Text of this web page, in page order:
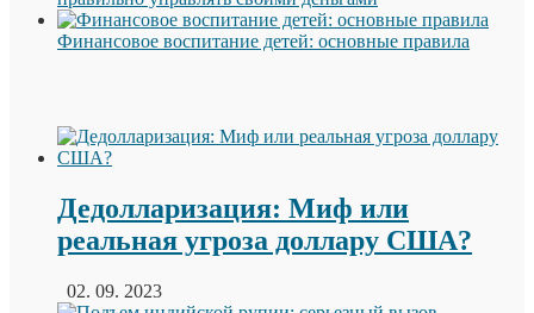
Финансовое воспитание детей: основные правила
Дедолларизация: Миф или
реальная угроза доллару США?
02. 09. 2023